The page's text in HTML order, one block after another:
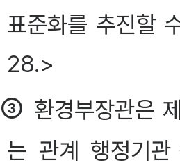
표준화를 추진할
28.>
③ 환경부장관은
는 관계 행정기